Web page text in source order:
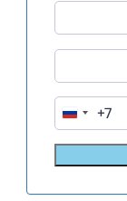
R
u
s
+7